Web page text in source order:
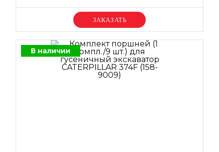
Уточняйте цену
В наличии